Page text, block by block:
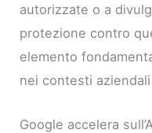
autorizzate o a
protezione contro
elemento
nei contesti
Google accelera